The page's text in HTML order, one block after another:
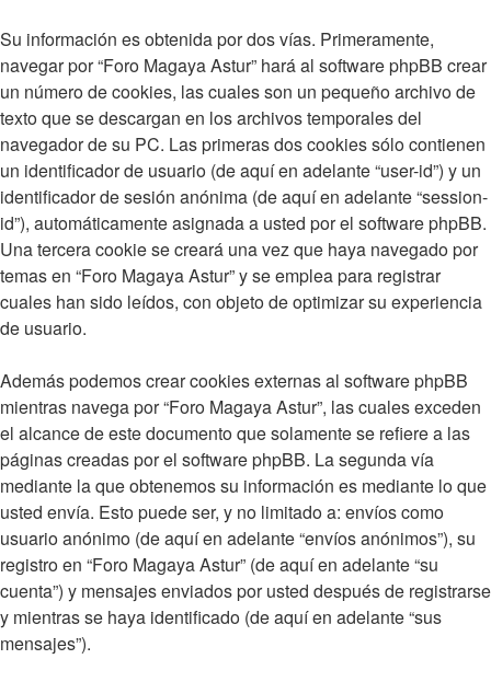
Su información es obtenida por dos vías. Primeramente,
navegar por “Foro Magaya Astur” hará al software phpBB crear
un número de cookies, las cuales son un pequeño archivo de
texto que se descargan en los archivos temporales del
navegador de su PC. Las primeras dos cookies sólo contienen
un identificador de usuario (de aquí en adelante “user-id”) y un
identificador de sesión anónima (de aquí en adelante “session-
id”), automáticamente asignada a usted por el software phpBB.
Una tercera cookie se creará una vez que haya navegado por
temas en “Foro Magaya Astur” y se emplea para registrar
cuales han sido leídos, con objeto de optimizar su experiencia
de usuario.
Además podemos crear cookies externas al software phpBB
mientras navega por “Foro Magaya Astur”, las cuales exceden
el alcance de este documento que solamente se refiere a las
páginas creadas por el software phpBB. La segunda vía
mediante la que obtenemos su información es mediante lo que
usted envía. Esto puede ser, y no limitado a: envíos como
usuario anónimo (de aquí en adelante “envíos anónimos”), su
registro en “Foro Magaya Astur” (de aquí en adelante “su
cuenta”) y mensajes enviados por usted después de registrarse
y mientras se haya identificado (de aquí en adelante “sus
mensajes”).